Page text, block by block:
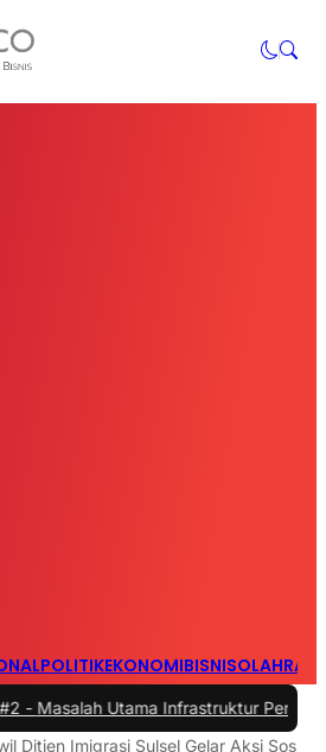
POLITIKEKONOMIBISNIS
Utama Infrastruktur Pengisian Daya
Ditjen Imigrasi Sulsel Gelar Aksi Sosial